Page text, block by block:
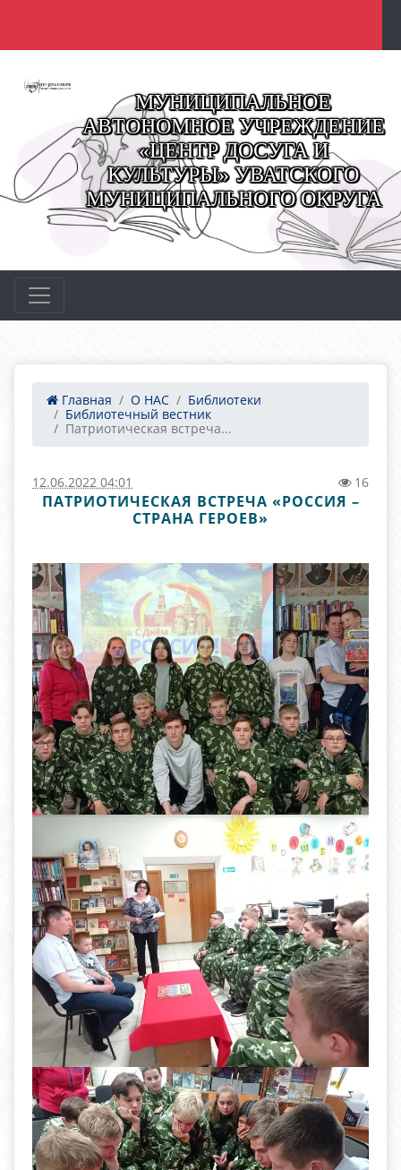
МУНИЦИПАЛЬНОЕ
АВТОНОМНОЕ УЧРЕЖДЕНИЕ
«ЦЕНТР ДОСУГА И
КУЛЬТУРЫ» УВАТСКОГО
МУНИЦИПАЛЬНОГО ОКРУГА
Главная О НАС
Библиотеки
Библиотечный вестник
Патриотическая встреча...
12.06.2022 04:01 16
ПАТРИОТИЧЕСКАЯ ВСТРЕЧА «РОССИЯ –
СТРАНА ГЕРОЕВ»